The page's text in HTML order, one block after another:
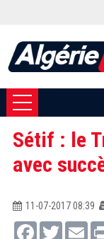
Sétif : le
avec
11-07-2017 08:39
FacebookTwitter